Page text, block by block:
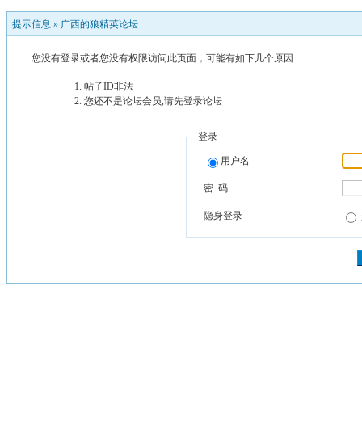
提示信息 » 广西的狼精英论坛
您没有登录或者您没有权限访问此页面，可能有如下几个原因:
帖子ID非法
您还不是论坛会员,请先登录论坛
登录
用户名
密 码
隐身登录